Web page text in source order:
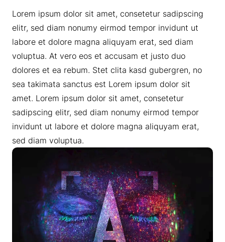
Lorem ipsum dolor sit amet, consetetur sadipscing
elitr, sed diam nonumy eirmod tempor invidunt ut
labore et dolore magna aliquyam erat, sed diam
voluptua. At vero eos et accusam et justo duo
dolores et ea rebum. Stet clita kasd gubergren, no
sea takimata sanctus est Lorem ipsum dolor sit
amet. Lorem ipsum dolor sit amet, consetetur
sadipscing elitr, sed diam nonumy eirmod tempor
invidunt ut labore et dolore magna aliquyam erat,
sed diam voluptua.